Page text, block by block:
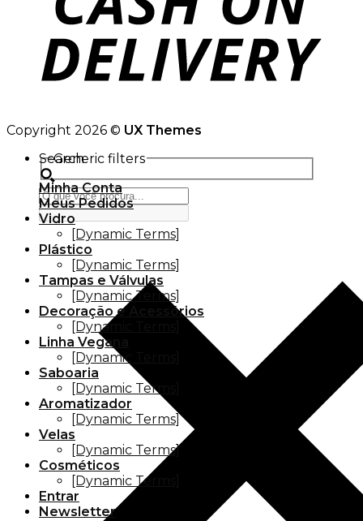
Copyright 2026 © UX Themes
Search
Generic filters
Minha Conta
Meus Pedidos
Vidro
[Dynamic Terms]
Plástico
[Dynamic Terms]
Tampas e Válvulas
[Dynamic Terms]
Decoração e Acessórios
[Dynamic Terms]
Linha Vegana
[Dynamic Terms]
Saboaria
[Dynamic Terms]
Aromatizador
[Dynamic Terms]
Velas
[Dynamic Terms]
Cosméticos
[Dynamic Terms]
Entrar
Newsletter